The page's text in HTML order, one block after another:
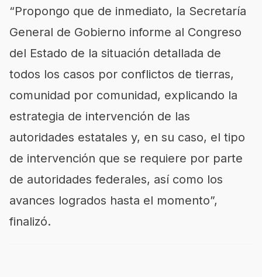
“Propongo que de inmediato, la Secretaría
General de Gobierno informe al Congreso
del Estado de la situación detallada de
todos los casos por conflictos de tierras,
comunidad por comunidad, explicando la
estrategia de intervención de las
autoridades estatales y, en su caso, el tipo
de intervención que se requiere por parte
de autoridades federales, así como los
avances logrados hasta el momento”,
finalizó.